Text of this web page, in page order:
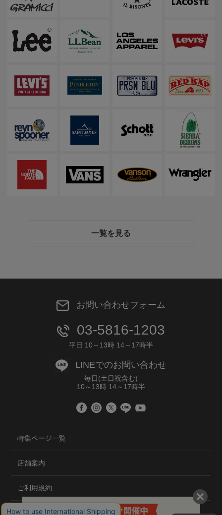
一覧を見る
お問い合わせフォーム
03-5816-1203
平日 10～13時 14～17時半
LINEでのお問い合わせ
毎日(土日祝含む)
10～13時 14～17時半
特集ページ一覧
店舗案内
ご利用規約
プライバシーポリシー